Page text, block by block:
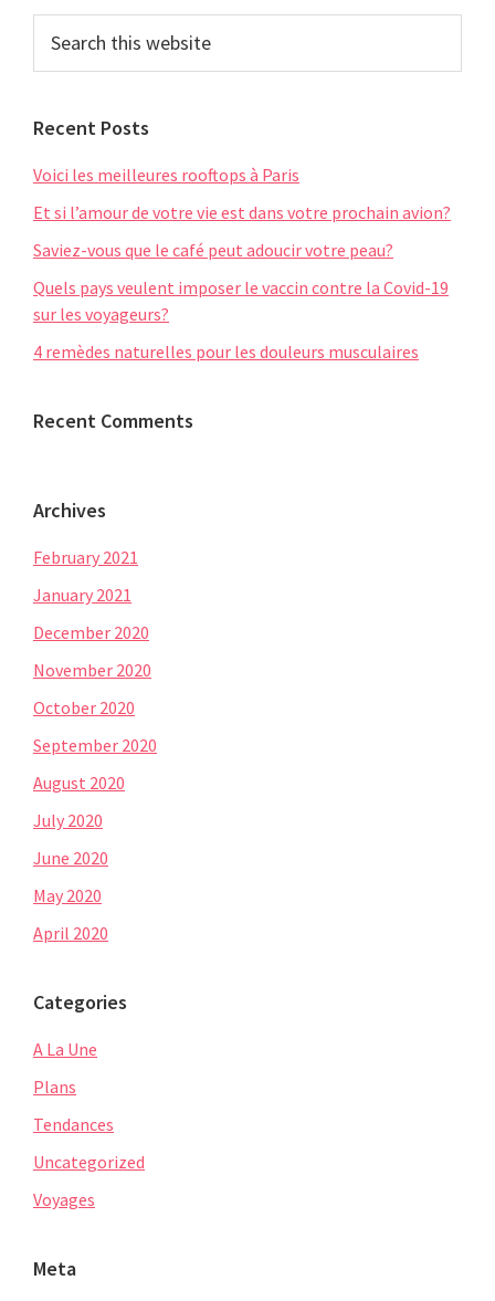
Primary
Sidebar
this
Recent Posts
Voici les meilleures rooftops à Paris
Et si l’amour de votre vie est dans votre prochain avion?
Saviez-vous que le café peut adoucir votre peau?
Quels pays veulent imposer le vaccin contre la Covid-19
sur les voyageurs?
4 remèdes naturelles pour les douleurs musculaires
Recent Comments
Archives
February 2021
January 2021
December 2020
November 2020
October 2020
September 2020
August 2020
July 2020
June 2020
May 2020
April 2020
Categories
A La Une
Plans
Tendances
Uncategorized
Voyages
Meta